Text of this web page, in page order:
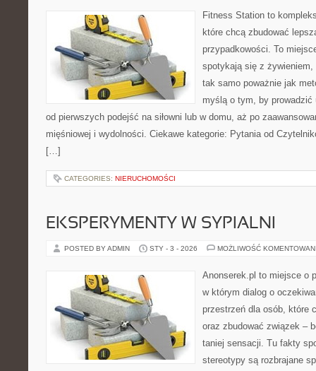
Fitness Station to
które chcą zbudować
przypadkowości. To
spotykają się z
tak samo poważnie jak
myślą o tym, by
od pierwszych podejść na siłowni lub w domu, aż po
mięśniowej i wydolności. Ciekawe kategorie: Pytania od
[…]
CATEGORIES: NIERUCHOMOŚCI
EKSPERYMENTY W SYPIALNI
POSTED BY ADMIN STY - 3 - 2026 MOŻLIWOŚĆ
Anonserek.pl to miejsce o
w którym dialog o
przestrzeń dla osób, które
oraz zbudować związek –
taniej sensacji. Tu fakty
stereotypy są rozbrajane